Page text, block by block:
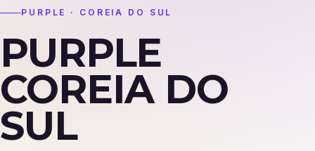
PURPLE · COREIA DO SUL
PURPLE
COREIA DO
SUL